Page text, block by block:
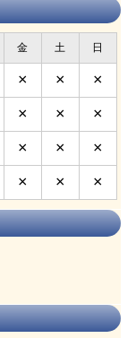
金 土 日
× × ×
× × ×
× × ×
× × ×